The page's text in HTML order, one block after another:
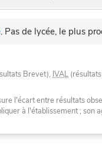
. Pas de lycée, le plus
Brevet), IVAL
l'écart entre résultats
à l'établissement ;